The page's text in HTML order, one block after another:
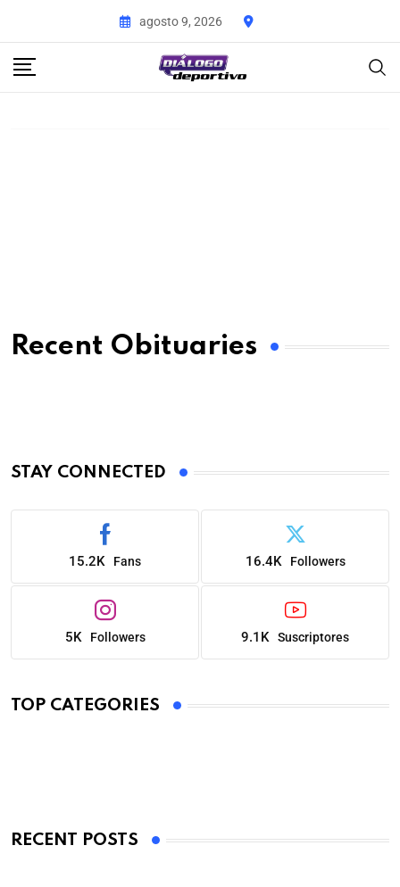
agosto 9, 2026
Recent Obituaries
STAY CONNECTED
15.2K Fans 16.4K Followers
5K Followers 9.1K Suscriptores
TOP CATEGORIES
RECENT POSTS